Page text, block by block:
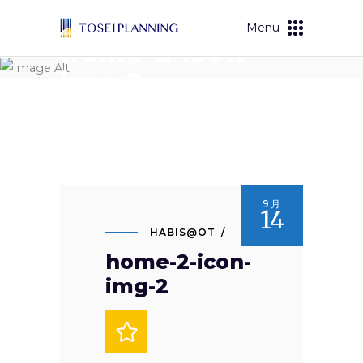
Menu
home-2-icon-
img-2
9月
14
HABIS@OT
home-2-icon-
img-2